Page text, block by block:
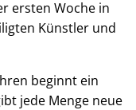
ersten Woche in
Künstler und
beginnt ein
jede Menge neue